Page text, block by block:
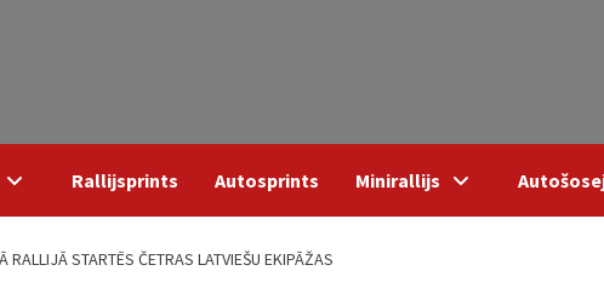
Rallijsprints Autosprints Minirallijs
RALLIJĀ STARTĒS ČETRAS LATVIEŠU EKIPĀŽAS